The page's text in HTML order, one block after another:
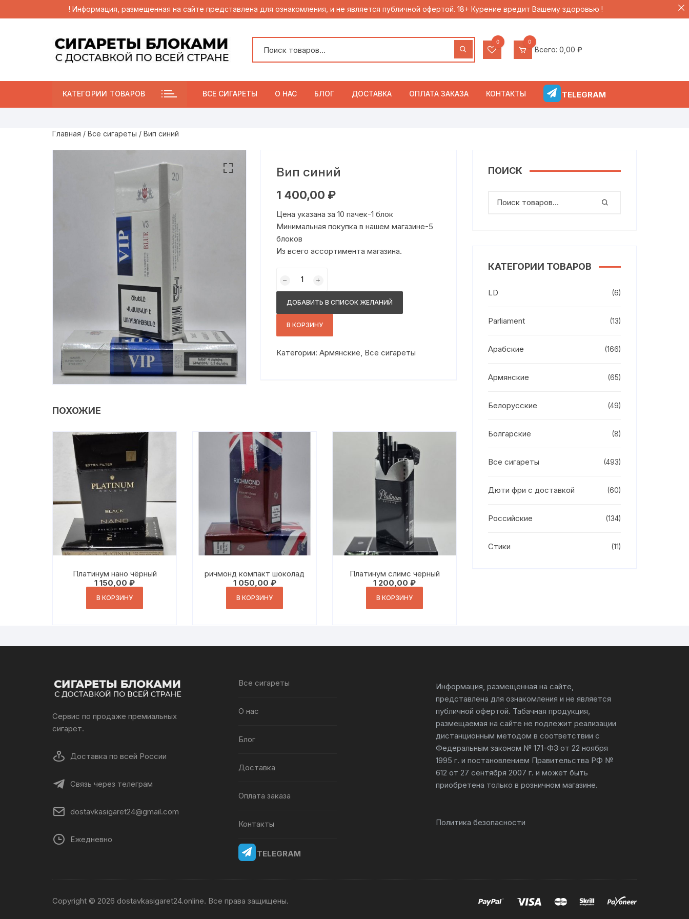
! Информация, размещенная на сайте представлена для ознакомления, и не является публичной офертой. 18+ Курение вредит Вашему здоровью !
0 0
Всего: 0,00 ₽
КАТЕГОРИИ ТОВАРОВ ВСЕ СИГАРЕТЫ О НАС БЛОГ ДОСТАВКА ОПЛАТА ЗАКАЗА КОНТАКТЫ TELEGRAM
Главная / Все сигареты / Вип синий
Вип синий
1 400,00 ₽
Цена указана за 10 пачек-1 блок
Минимальная покупка в нашем магазине-5
блоков
Из всего ассортимента магазина.
товара
ДОБАВИТЬ В СПИСОК ЖЕЛАНИЙ
В КОРЗИНУ
Категории:Армянские Все сигареты
ПОХОЖИЕ
Платинум нано чёрный
1 150,00 ₽
В КОРЗИНУ
ричмонд компакт шоколад
1 050,00 ₽
В КОРЗИНУ
Платинум слимс черный
1 200,00 ₽
В КОРЗИНУ
ПОИСК
КАТЕГОРИИ ТОВАРОВ
LD (6)
Parliament (13)
Арабские (166)
Армянские (65)
Белорусские (49)
Болгарские (8)
Все сигареты (493)
Дюти фри с доставкой (60)
Российские (134)
Стики (11)
Сервис по продаже премиальных
сигарет.
Доставка по всей России
Связь через телеграм
dostavkasigaret24@gmail.com
Ежедневно
Все сигареты
О нас
Блог
Доставка
Оплата заказа
Контакты
TELEGRAM
Информация, размещенная на сайте,
представлена для ознакомления и не является
публичной офертой. Табачная продукция,
размещаемая на сайте не подлежит реализации
дистанционным методом в соответствии с
Федеральным законом № 171-ФЗ от 22 ноября
1995 г. и постановлением Правительства РФ №
612 от 27 сентября 2007 г. и может быть
приобретена только в розничном магазине.
Политика безопасности
Copyright © 2026 dostavkasigaret24.online. Все права защищены.